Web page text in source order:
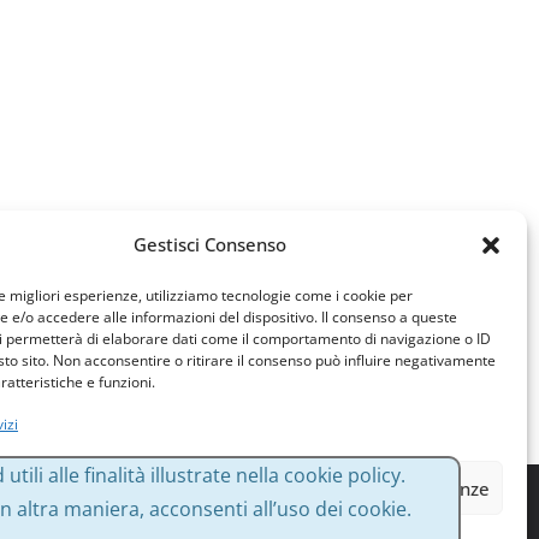
Gestisci Consenso
migliori esperienze, utilizziamo tecnologie come i cookie per
e/o accedere alle informazioni del dispositivo. Il consenso a queste
permetterà di elaborare dati come il comportamento di navigazione o ID
sito. Non acconsentire o ritirare il consenso può influire negativamente
e funzioni.
Nega Visualizza le preferenze
alle finalità illustrate nella cookie policy.
maniera, acconsenti all’uso dei cookie.